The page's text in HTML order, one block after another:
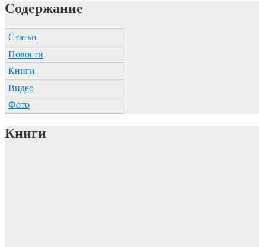
Содержание
Статьи
Новости
Книги
Видео
Фото
Книги